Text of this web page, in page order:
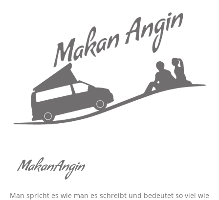
MakanAngin
Man spricht es wie man es schreibt und bedeutet so viel wie